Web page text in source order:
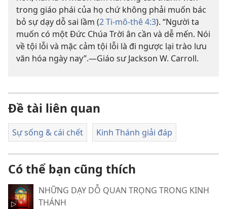
trong giáo phái của họ chứ không phải muốn bác
bỏ sự dạy dỗ sai lầm (2 Ti-mô-thê 4:3). “Người ta
muốn có một Đức Chúa Trời ân cần và dễ mến. Nói
về tội lỗi và mặc cảm tội lỗi là đi ngược lại trào lưu
văn hóa ngày nay”.—Giáo sư Jackson W. Carroll.
Đề tài liên quan
Sự sống & cái chết Kinh Thánh giải đáp
Có thể bạn cũng thích
NHỮNG DẠY DỖ QUAN TRỌNG TRONG KINH
THÁNH